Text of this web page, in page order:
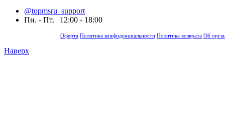
@topmsru_support
Пн. - Пт. | 12:00 - 18:00
Оферта Политика конфиденциальности Политика возврата Об
Наверх